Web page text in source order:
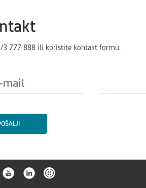
3 777 888 ili koristite kontakt formu.
mail